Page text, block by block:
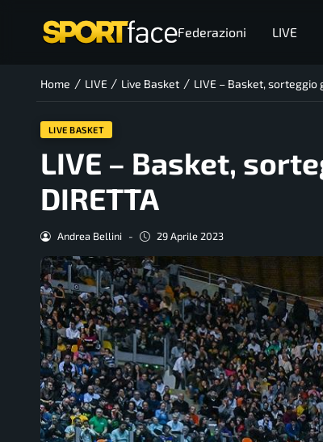
Federazioni LIVE
Home / LIVE / Live Basket / LIVE – Basket, sorteggio
LIVE BASKET
LIVE – Basket,
DIRETTA
Andrea Bellini - 29 Aprile 2023